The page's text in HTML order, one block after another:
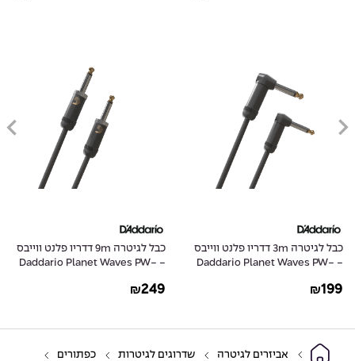
כבל לגיטרה 3m דדריו פלנט ווייבס
- Daddario Planet Waves PW-
₪199
כבל לגיטרה 9m דדריו פלנט ווייבס
- Daddario Planet Waves PW-
₪249
אביזרים לגיטרה שדרוגים לגיטרות כפתורים